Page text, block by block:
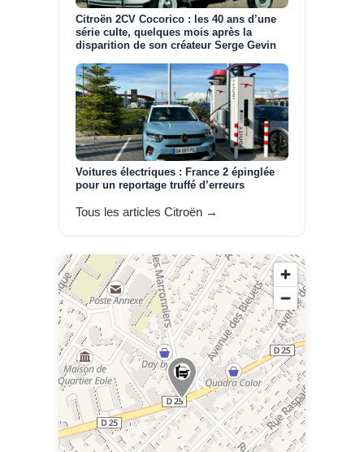
Citroën 2CV Cocorico : les 40 ans d’une
série culte, quelques mois après la
disparition de son créateur Serge Gevin
Voitures électriques : France 2 épinglée
pour un reportage truffé d’erreurs
Tous les articles Citroën →